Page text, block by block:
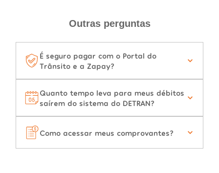
Outras perguntas
É seguro pagar com o Portal do
Trânsito e a Zapay?
Quanto tempo leva para meus débitos
saírem do sistema do DETRAN?
Como acessar meus comprovantes?